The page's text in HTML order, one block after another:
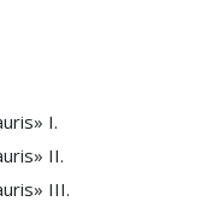
I.
II.
III.